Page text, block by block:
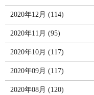
2020年12月 (114)
2020年11月 (95)
2020年10月 (117)
2020年09月 (117)
2020年08月 (120)